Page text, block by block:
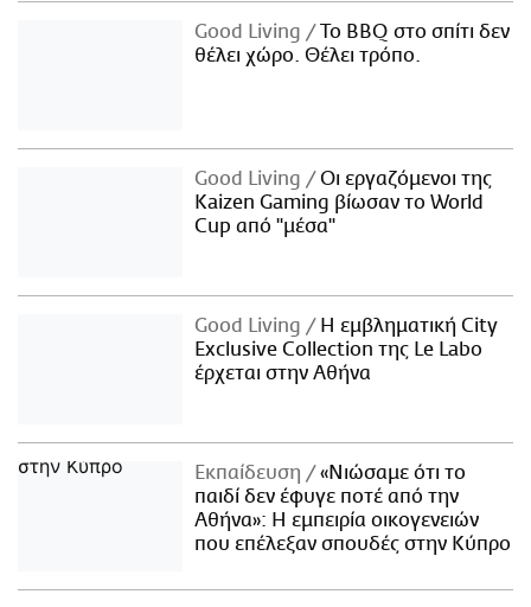
Good Living
Το BBQ στο σπίτι δεν
θέλει χώρο. Θέλει τρόπο.
Good Living
Οι εργαζόμενοι της
Kaizen Gaming βίωσαν το World
Cup από "μέσα"
Good Living
Η εμβληματική City
Exclusive Collection της Le Labo
έρχεται στην Αθήνα
Εκπαίδευση
«Νιώσαμε ότι το
παιδί δεν έφυγε ποτέ από την
Αθήνα»: Η εμπειρία οικογενειών
που επέλεξαν σπουδές στην Κύπρο